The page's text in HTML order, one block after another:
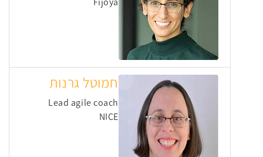
חמוטל גרנות
Lead agile coach
NICE